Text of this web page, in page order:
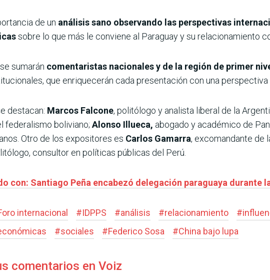
de un análisis sano observando las perspectivas
sobre lo que más le conviene al Paraguay y su relacionamiento
sumarán comentaristas nacionales y de la región de primer
que enriquecerán cada presentación con una perspectiva
destacan: Marcos Falcone, politólogo y analista liberal de la
federalismo boliviano; Alonso Illueca, abogado y académico de
Otro de los expositores es Carlos Gamarra, excomandante de
consultor en políticas públicas del Perú.
con: Santiago Peña encabezó delegación paraguaya durante
internacional #IDPPS #análisis #relacionamiento #
#sociales #Federico Sosa #China bajo lupa
comentarios en Voiz